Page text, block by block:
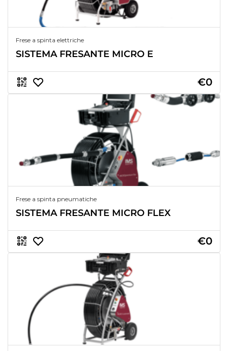
Frese a spinta elettriche
SISTEMA FRESANTE MICRO E
€0
Frese a spinta pneumatiche
SISTEMA FRESANTE MICRO FLEX
€0